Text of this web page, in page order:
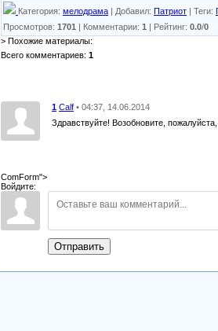
Категория: мелодрама | Добавил: Патриот | Теги:
Просмотров: 1701 | Комментарии: 1 | Рейтинг: 0.0/0
> Похожие материалы:
Всего комментариев: 1
1 Calf • 04:37, 14.06.2014
Здравствуйте! Возобновите,
ComForm">
Войдите:
Отправить